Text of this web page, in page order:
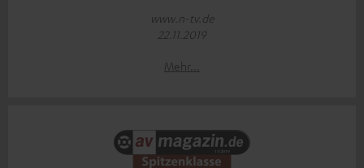
www.n-tv.de
22.11.2019
Mehr...